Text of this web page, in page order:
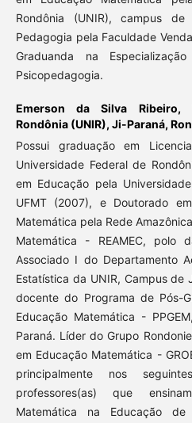
Rondônia (UNIR), campus
Pedagogia pela Faculdade
Graduanda na
Psicopedagogia.
Emerson da Silva Ribeiro,
Rondônia (UNIR), Ji-Paraná,
Possui graduação em
Universidade Federal de
em Educação pela
UFMT (2007), e Doutorado
Matemática pela Rede
Matemática - REAMEC, polo
Associado I do Departamento
Estatística da UNIR, Campus de
docente do Programa de Pós-
Educação Matemática -
Paraná. Líder do Grupo
em Educação Matemática -
principalmente nos
professores(as) que
Matemática na Educação